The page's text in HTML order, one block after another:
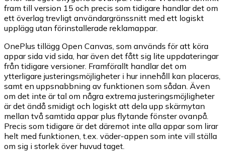
fram till version 15 och precis som tidigare handlar det om
ett överlag trevligt användargränssnitt med ett logiskt
upplägg utan förinstallerade reklamappar.
OnePlus tillägg Open Canvas, som används för att köra
appar sida vid sida, har även det fått sig lite uppdateringar
från tidigare versioner. Framförallt handlar det om
ytterligare justeringsmöjligheter i hur innehåll kan placeras,
samt en uppsnabbning av funktionen som sådan. Även
om det inte är tal om några extrema justeringsmöjligheter
är det ändå smidigt och logiskt att dela upp skärmytan
mellan två samtida appar plus flytande fönster ovanpå.
Precis som tidigare är det däremot inte alla appar som lirar
helt med funktionen, t.ex. väder-appen som inte vill ställa
om sig i storlek över huvud taget.